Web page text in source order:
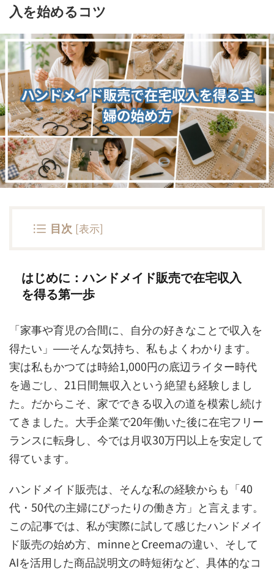
入を始めるコツ
目次 [表示]
はじめに：ハンドメイド販売で在宅収入
を得る第一歩
「家事や育児の合間に、自分の好きなことで収入を
得たい」──そんな気持ち、私もよくわかります。
実は私もかつては時給1,000円の底辺ライター時代
を過ごし、21日間無収入という絶望も経験しまし
た。だからこそ、家でできる収入の道を模索し続け
てきました。大手企業で20年働いた後に在宅フリー
ランスに転身し、今では月収30万円以上を安定して
得ています。
ハンドメイド販売は、そんな私の経験からも「40
代・50代の主婦にぴったりの働き方」と言えます。
この記事では、私が実際に試して感じたハンドメイ
ド販売の始め方、minneとCreemaの違い、そして
AIを活用した商品説明文の時短術など、具体的なコ